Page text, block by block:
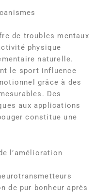
de troubles mentaux
physique
naturelle.
le sport influence
grâce à des
Des
aux applications
constitue une
l’amélioration
de pur bonheur après